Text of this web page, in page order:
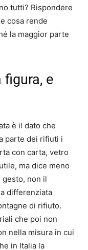
tutti? Rispondere
cosa rende
la maggior parte
figura, e
è il dato che
parte dei rifiuti i
con carta, vetro
ma dice meno
non il
differenziata
di rifiuto.
che poi non
nella misura in cui
in Italia la